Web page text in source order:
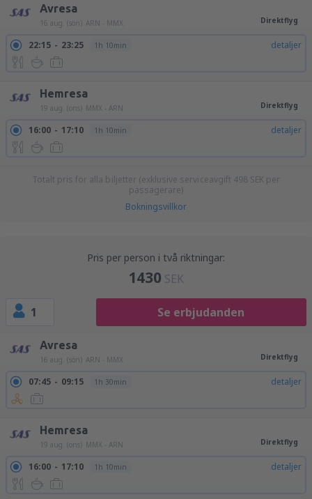
Avresa
16 aug. (sön) ARN - MMX Direktflyg
22:15 23:25 1h 10min detaljer
Hemresa
19 aug. (ons) MMX - ARN Direktflyg
16:00 17:10 1h 10min detaljer
Totalt pris för alla biljetter (exklusive serviceavgift 498 SEK per
passagerare)
Bokningsvillkor
Pris per person i två riktningar:
1430 SEK
1 Se erbjudanden
Avresa
16 aug. (sön) ARN - MMX Direktflyg
07:45 09:15 1h 30min detaljer
Hemresa
19 aug. (ons) MMX - ARN Direktflyg
16:00 17:10 1h 10min detaljer